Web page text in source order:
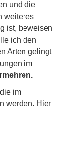
und die
weiteres
ist, beweisen
ich den
Arten gelingt
im
im
werden. Hier